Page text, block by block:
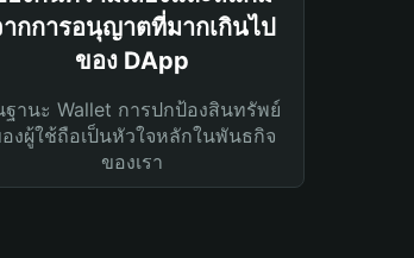
กการอนุญาตที่มากเกินไป
ของ DApp
ฐานะ Wallet การปกป้องสินทรัพย์
งผู้ใช้ถือเป็นหัวใจหลักในพันธกิจ
ของเรา